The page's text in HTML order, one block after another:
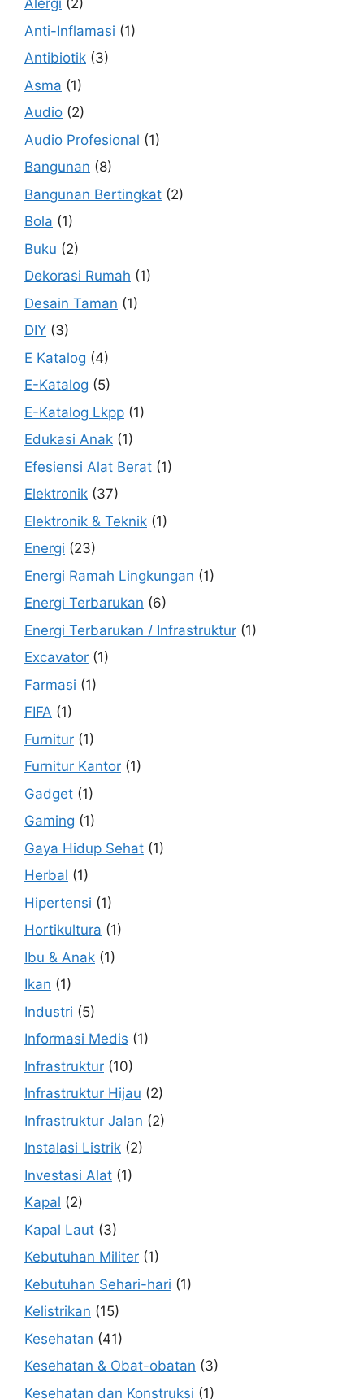
Alergi (2)
Anti-Inflamasi (1)
Antibiotik (3)
Asma (1)
Audio (2)
Audio Profesional (1)
Bangunan (8)
Bangunan Bertingkat (2)
Bola (1)
Buku (2)
Dekorasi Rumah (1)
Desain Taman (1)
DIY (3)
E Katalog (4)
E-Katalog (5)
E-Katalog Lkpp (1)
Edukasi Anak (1)
Efesiensi Alat Berat (1)
Elektronik (37)
Elektronik & Teknik (1)
Energi (23)
Energi Ramah Lingkungan (1)
Energi Terbarukan (6)
Energi Terbarukan / Infrastruktur (1)
Excavator (1)
Farmasi (1)
FIFA (1)
Furnitur (1)
Furnitur Kantor (1)
Gadget (1)
Gaming (1)
Gaya Hidup Sehat (1)
Herbal (1)
Hipertensi (1)
Hortikultura (1)
Ibu & Anak (1)
Ikan (1)
Industri (5)
Informasi Medis (1)
Infrastruktur (10)
Infrastruktur Hijau (2)
Infrastruktur Jalan (2)
Instalasi Listrik (2)
Investasi Alat (1)
Kapal (2)
Kapal Laut (3)
Kebutuhan Militer (1)
Kebutuhan Sehari-hari (1)
Kelistrikan (15)
Kesehatan (41)
Kesehatan & Obat-obatan (3)
Kesehatan dan Konstruksi (1)